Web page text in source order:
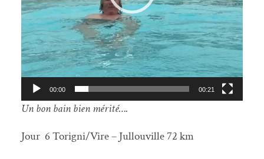
00:00 00:21
Un bon bain bien mérité….
Jour 6 Torigni/Vire – Jullouville 72 km